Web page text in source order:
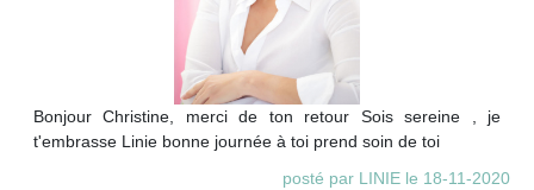
Bonjour Christine, merci de ton retour Sois sereine , je
t'embrasse Linie bonne journée à toi prend soin de toi
posté par LINIE le 18-11-2020